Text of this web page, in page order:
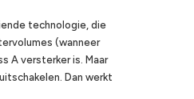
technologie, die
(wanneer
A versterker is. Maar
Dan werkt